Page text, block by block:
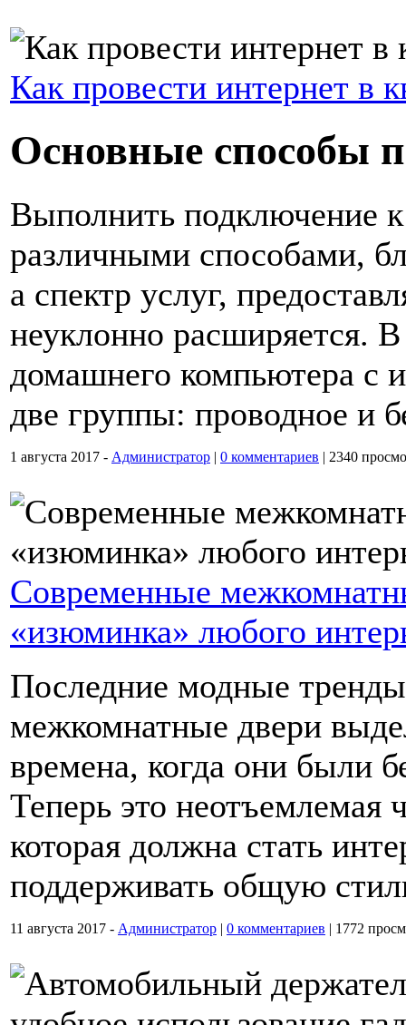
Как провести интернет в
Основные способы
Выполнить подключение
различными способами,
а спектр услуг,
неуклонно расширяется.
домашнего компьютера с
две группы: проводное и
1 августа 2017 - Администратор | 0 комментариев | 2340
Современные
«изюминка» любого
Последние модные
межкомнатные двери
времена, когда они были
Теперь это неотъемлемая
которая должна стать
поддерживать общую
11 августа 2017 - Администратор | 0 комментариев | 1772